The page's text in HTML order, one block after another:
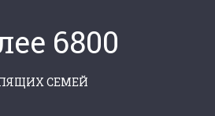
6800
СЕМЕЙ